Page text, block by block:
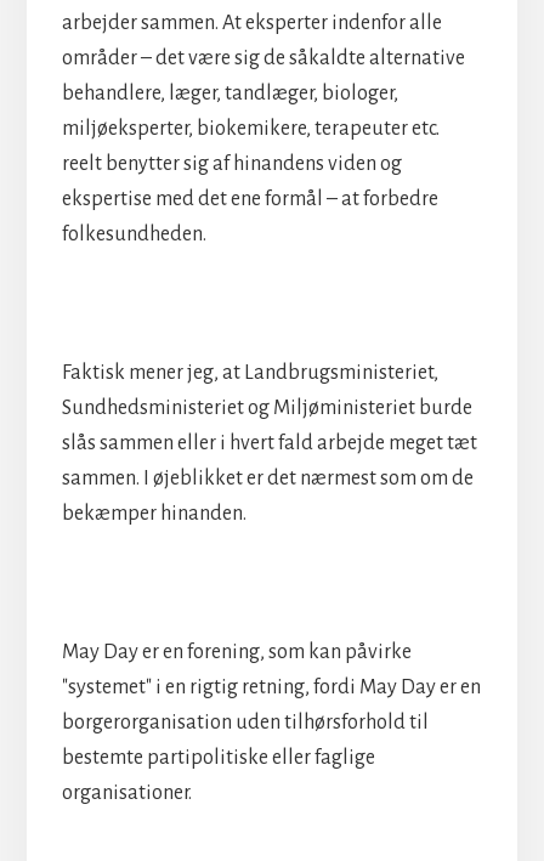
arbejder sammen. At eksperter indenfor alle
områder – det være sig de såkaldte alternative
behandlere, læger, tandlæger, biologer,
miljøeksperter, biokemikere, terapeuter etc.
reelt benytter sig af hinandens viden og
ekspertise med det ene formål – at forbedre
folkesundheden.
Faktisk mener jeg, at Landbrugsministeriet,
Sundhedsministeriet og Miljøministeriet burde
slås sammen eller i hvert fald arbejde meget tæt
sammen. I øjeblikket er det nærmest som om de
bekæmper hinanden.
May Day er en forening, som kan påvirke
"systemet" i en rigtig retning, fordi May Day er en
borgerorganisation uden tilhørsforhold til
bestemte partipolitiske eller faglige
organisationer.